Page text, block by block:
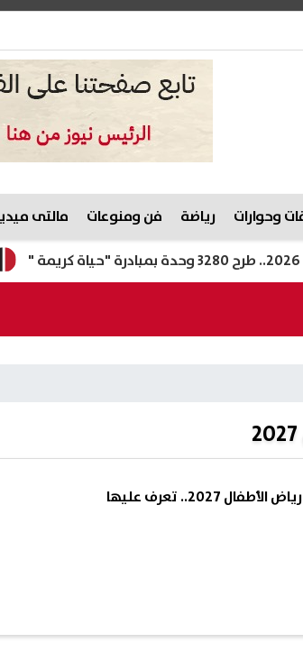
وحوارات رياضة فن ومنوعات مالتى
2027.. تعرف عليها